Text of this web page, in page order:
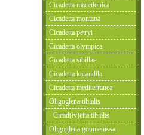
Cicadetta macedonica
Cicadetta montana
Cicadetta petryi
Cicadetta olympica
Cicadetta sibillae
Cicadetta karandila
Cicadetta mediterranea
Oligoglena tibialis
- Cicad(iv)etta tibialis
Oligoglena goumenissa